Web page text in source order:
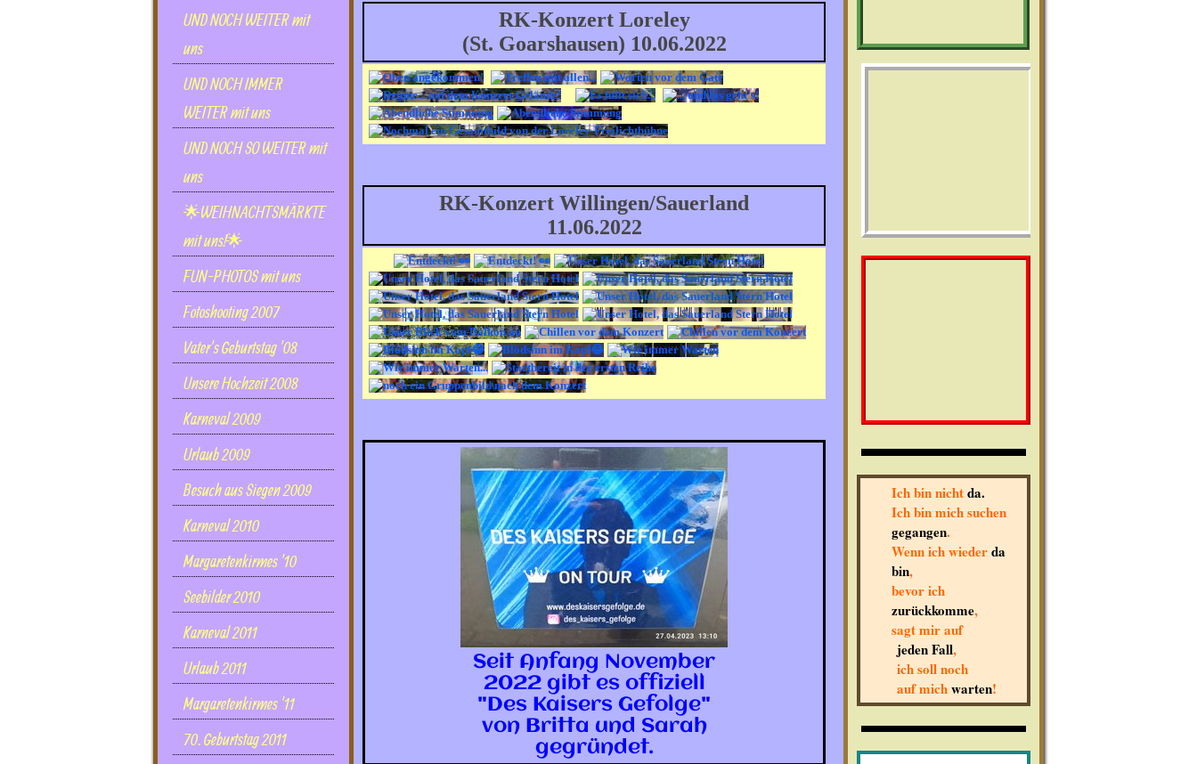
UND NOCH WEITER mit
uns
UND NOCH IMMER
WEITER mit uns
UND NOCH SO WEITER mit
uns
🌟WEIHNACHTSMÄRKTE
mit uns!🌟
FUN-PHOTOS mit uns
Fotoshooting 2007
Vater's Geburtstag '08
Unsere Hochzeit 2008
Karneval 2009
Urlaub 2009
Besuch aus Siegen 2009
Karneval 2010
Margaretenkirmes '10
Seebilder 2010
Karneval 2011
Urlaub 2011
Margaretenkirmes '11
70. Geburtstag 2011
Ich bin nichtda.
Ich bin mich suchen
gegangen.
Wenn ich wiederda
bin,
bevor ich
zurückkomme,
sagt mir auf
jeden Fall,
ich soll noch
auf michwarten!
RK-Konzert Loreley
(St. Goarshausen) 10.06.2022
RK-Konzert Willingen/Sauerland
11.06.2022
Seit Anfang November
2022 gibt es offiziell
"Des Kaisers Gefolge"
von Britta und Sarah
gegründet.